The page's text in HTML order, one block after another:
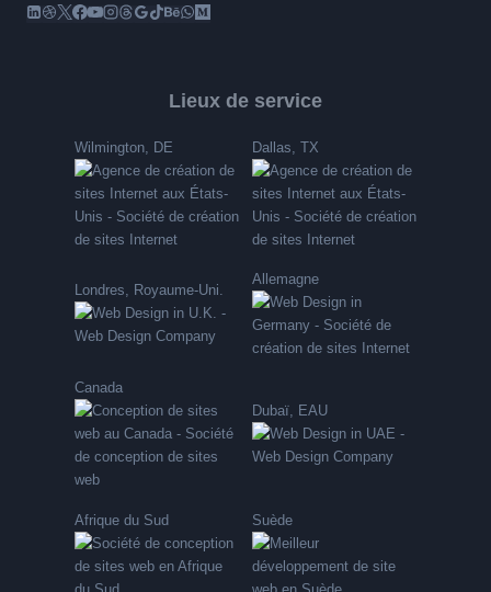
Lieux de service
Wilmington, DE Dallas, TX
Londres, Royaume-Uni.
Allemagne
Canada
Dubaï, EAU
Afrique du Sud Suède